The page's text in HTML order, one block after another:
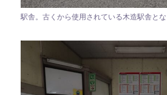
駅舎。古くから使用されている木造駅舎とな